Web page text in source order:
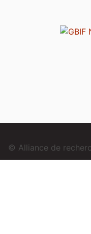
© Alliance de